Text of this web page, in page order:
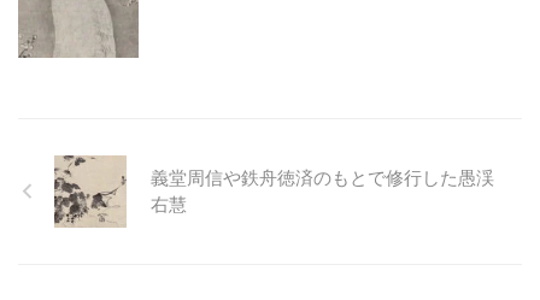
義堂周信や鉄舟徳済のもとで修行した愚渓
右慧